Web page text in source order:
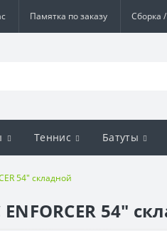
Памятка по заказу Сборка
Теннис Батуты
54" складной
54"